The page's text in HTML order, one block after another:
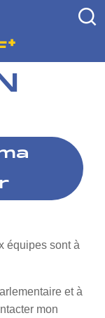
équipes sont à
et à
mon